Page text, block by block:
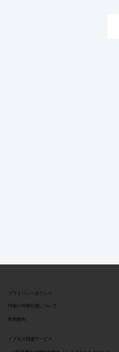
​情報の外部伝達について
イプロス関連サービス